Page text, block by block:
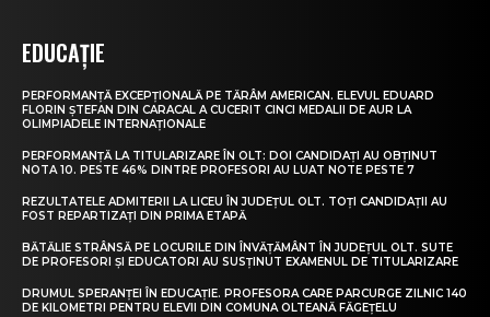
EDUCAȚIE
PERFORMANȚĂ EXCEPȚIONALĂ PE TĂRÂM AMERICAN. ELEVUL EDUARD
FLORIN ȘTEFAN DIN CARACAL A CUCERIT CINCI MEDALII DE AUR LA
OLIMPIADELE INTERNAȚIONALE
PERFORMANȚĂ LA TITULARIZARE ÎN OLT: DOI CANDIDAȚI AU OBȚINUT
NOTA 10. PESTE 46% DINTRE PROFESORI AU LUAT NOTE PESTE 7
REZULTATELE ADMITERII LA LICEU ÎN JUDEȚUL OLT. TOȚI CANDIDAȚII AU
FOST REPARTIZAȚI DIN PRIMA ETAPĂ
BĂTĂLIE STRÂNSĂ PE LOCURILE DIN ÎNVĂȚĂMÂNT ÎN JUDEȚUL OLT. SUTE
DE PROFESORI ȘI EDUCATORI AU SUSȚINUT EXAMENUL DE TITULARIZARE
DRUMUL SPERANȚEI ÎN EDUCAȚIE. PROFESORA CARE PARCURGE ZILNIC 140
DE KILOMETRI PENTRU ELEVII DIN COMUNA OLTEANĂ FĂGEȚELU